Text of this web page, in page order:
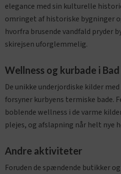
elegance med sin kulturelle
omringet af historiske bygninger
hvorfra brusende vandfald pryder
skirejsen uforglemmelig.
Wellness og kurbade i
De unikke underjordiske kilder
forsyner kurbyens termiske bade.
boblende wellness i de varme
plejes, og afslapning når helt nye
Andre aktiviteter
Foruden de spændende butikker